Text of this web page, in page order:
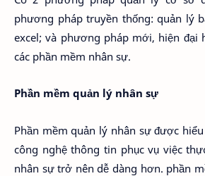
phương pháp truyền thống: quản lý
excel; và phương pháp mới, hiện đại
các phần mềm nhân sự.
Phần mềm quản lý nhân sự
Phần mềm quản lý nhân sự được
công nghệ thông tin phục vụ việc
nhân sự trở nên dễ dàng hơn. phần